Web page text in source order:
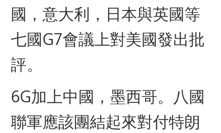
國，意大利，日本與英國等
七國G7會議上對美國發出批
評。
6G加上中國，墨西哥。 八國
聯軍應該團結起來對付特朗